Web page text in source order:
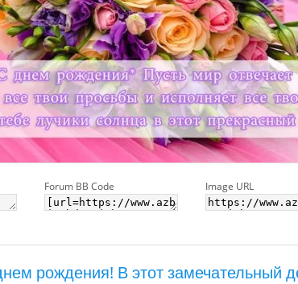
Forum BB Code Image URL
рождения! В этот замечательный